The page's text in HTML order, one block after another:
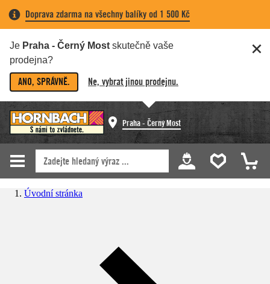
Doprava zdarma na všechny balíky od 1 500 Kč
Je Praha - Černý Most skutečně vaše
prodejna?
ANO, SPRÁVNĚ. Ne, vybrat jinou prodejnu.
Praha - Černý Most
Úvodní stránka